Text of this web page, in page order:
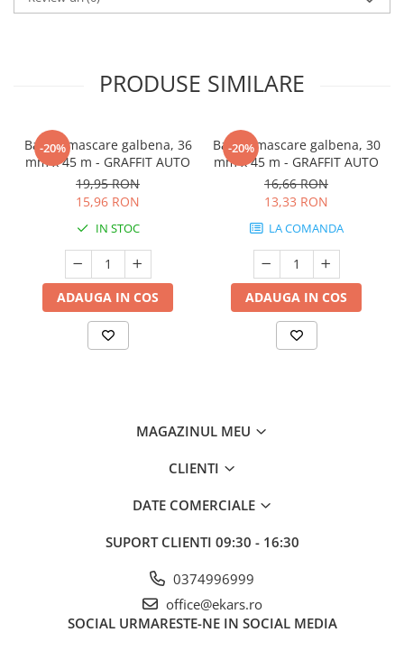
PRODUSE SIMILARE
-20%
Banda mascare galbena, 36
mm x 45 m - GRAFFIT AUTO
19,95 RON
15,96 RON
IN STOC
ADAUGA IN COS
-20%
Banda mascare galbena, 30
mm x 45 m - GRAFFIT AUTO
16,66 RON
13,33 RON
LA COMANDA
ADAUGA IN COS
MAGAZINUL MEU
CLIENTI
DATE COMERCIALE
SUPORT CLIENTI 09:30 - 16:30
0374996999
office@ekars.ro
SOCIAL URMARESTE-NE IN SOCIAL MEDIA